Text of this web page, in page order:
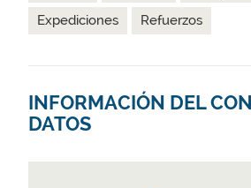
Expediciones
Refuerzos
INFORMACIÓN DEL
DATOS